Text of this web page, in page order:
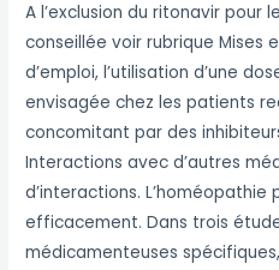
A l’exclusion du ritonavir pour
conseillée voir rubrique Mises
d’emploi, l’utilisation d’une
envisagée chez les patients
concomitant par des
Interactions avec d’autres
d’interactions.
efficacement. Dans trois
médicamenteuses